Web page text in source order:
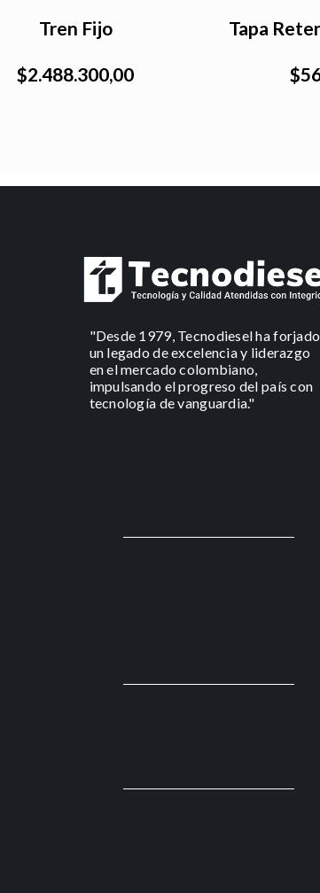
Tren Fijo
$2.488.300,00
Tapa
"Desde 1979, Tecnodiesel ha forjado
un legado de excelencia y liderazgo
en el mercado colombiano,
impulsando el progreso del país con
tecnología de vanguardia."